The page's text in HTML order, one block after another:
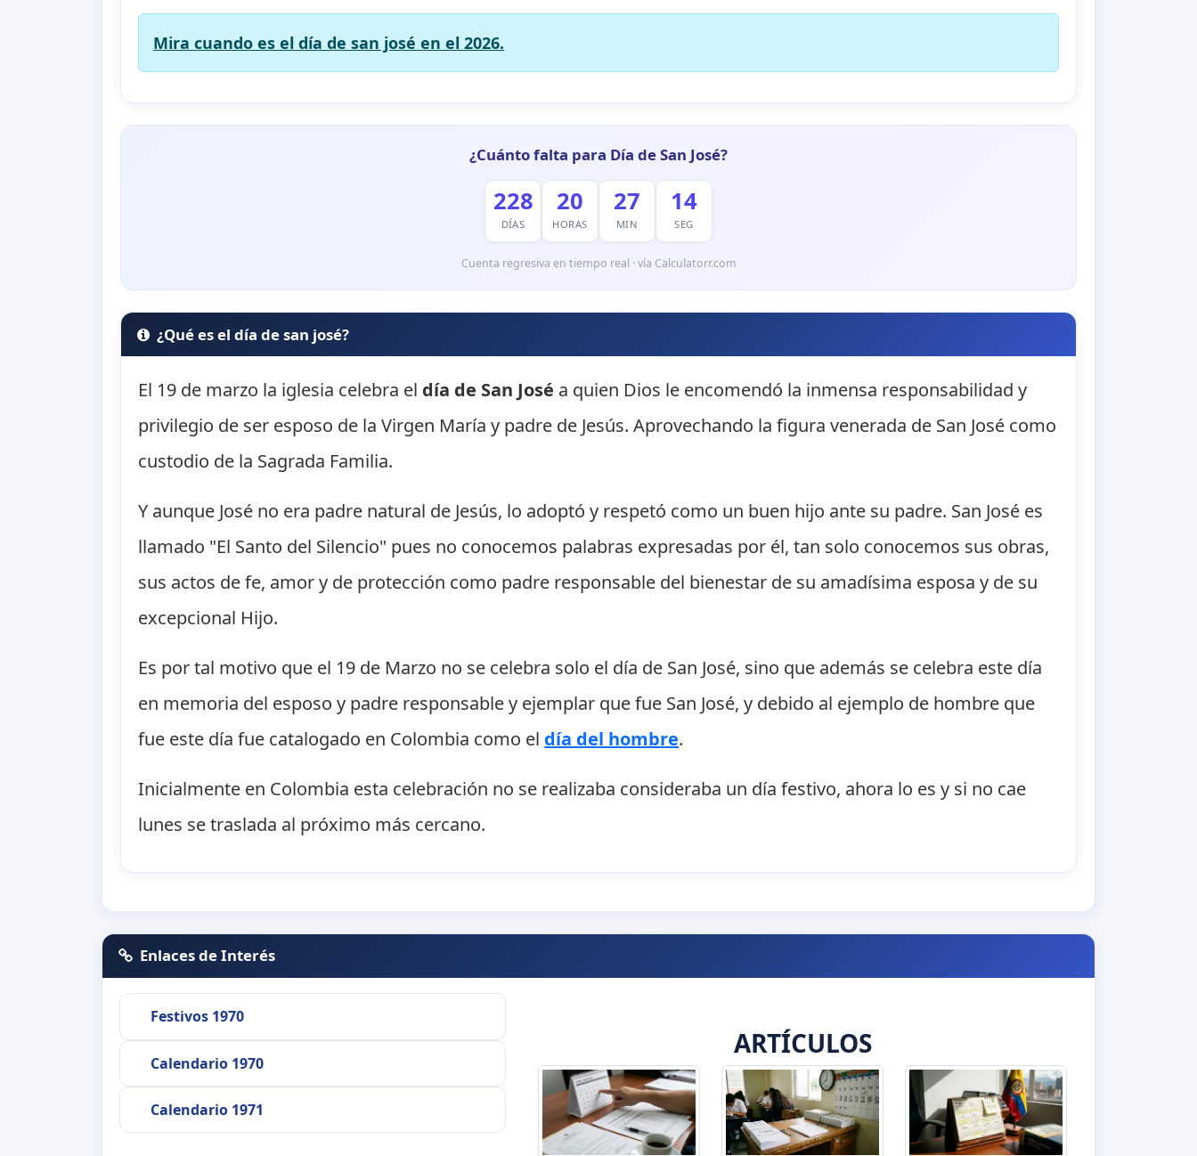
Mira cuando es el día de san josé en el 2026.
¿Cuánto falta para Día de San José?
228
DÍAS
20
HORAS
27
MIN
13
SEG
Cuenta regresiva en tiempo real · vía Calculatorr.com
¿Qué es el día de san josé?
El 19 de marzo la iglesia celebra el día de San José a quien Dios le encomendó la inmensa responsabilidad y
privilegio de ser esposo de la Virgen María y padre de Jesús. Aprovechando la figura venerada de San José como
custodio de la Sagrada Familia.
Y aunque José no era padre natural de Jesús, lo adoptó y respetó como un buen hijo ante su padre. San José es
llamado "El Santo del Silencio" pues no conocemos palabras expresadas por él, tan solo conocemos sus obras,
sus actos de fe, amor y de protección como padre responsable del bienestar de su amadísima esposa y de su
excepcional Hijo.
Es por tal motivo que el 19 de Marzo no se celebra solo el día de San José, sino que además se celebra este día
en memoria del esposo y padre responsable y ejemplar que fue San José, y debido al ejemplo de hombre que
fue este día fue catalogado en Colombia como el día del hombre.
Inicialmente en Colombia esta celebración no se realizaba consideraba un día festivo, ahora lo es y si no cae
lunes se traslada al próximo más cercano.
Enlaces de Interés
Festivos 1970
Calendario 1970
Calendario 1971
ARTÍCULOS